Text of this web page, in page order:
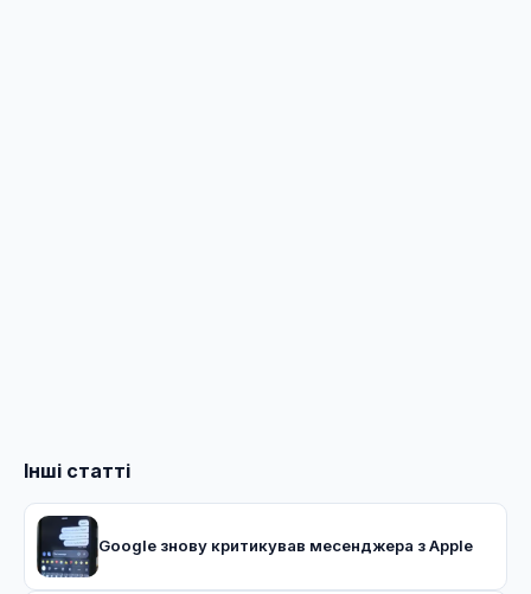
Інші статті
Google знову критикував месенджера з Apple